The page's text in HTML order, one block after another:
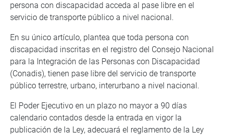
persona con discapacidad acceda al pase libre en el
servicio de transporte público a nivel nacional.
En su único artículo, plantea que toda persona con
discapacidad inscritas en el registro del Consejo Nacional
para la Integración de las Personas con Discapacidad
(Conadis), tienen pase libre del servicio de transporte
público terrestre, urbano, interurbano a nivel nacional.
El Poder Ejecutivo en un plazo no mayor a 90 días
calendario contados desde la entrada en vigor la
publicación de la Ley, adecuará el reglamento de la Ley